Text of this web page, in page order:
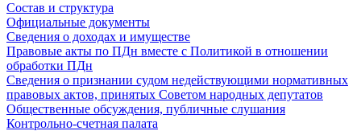
Состав и структура
Официальные документы
Сведения о доходах и имуществе
Правовые акты по ПДн вместе с Политикой в отношении
обработки ПДн
Сведения о признании судом недействующими нормативных
правовых актов, принятых Советом народных депутатов
Общественные обсуждения, публичные слушания
Контрольно-счетная палата